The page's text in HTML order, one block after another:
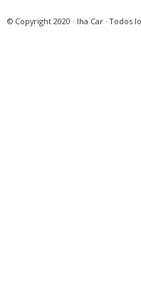
© Copyright 2020 · Iha Car · Todos